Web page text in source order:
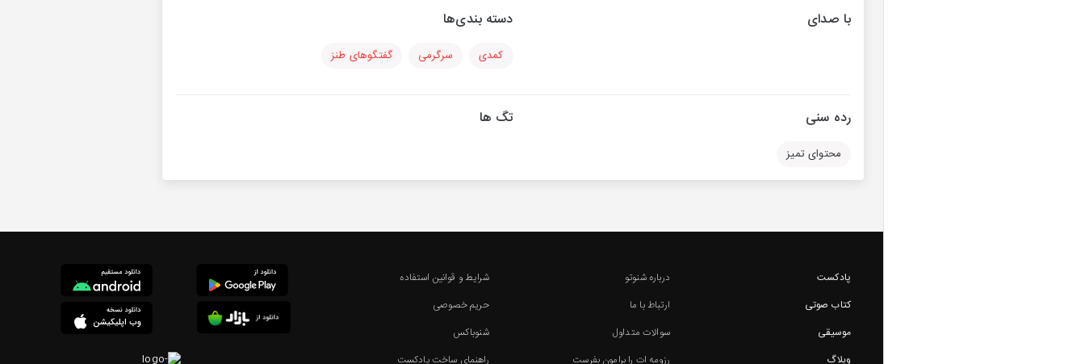
با صدای دسته بندی‌ها
کمدی سرگرمی گفتگوهای طنز
رده سنی
محتوای تمیز
تگ ها
پادکست
کتاب صوتی
موسیقی
وبلاگ
درباره شنوتو
ارتباط با ما
سوالات متداول
رزومه ات را برامون بفرست
شرایط و قوانین استفاده
حریم خصوصی
شنوباکس
راهنمای ساخت پادکست